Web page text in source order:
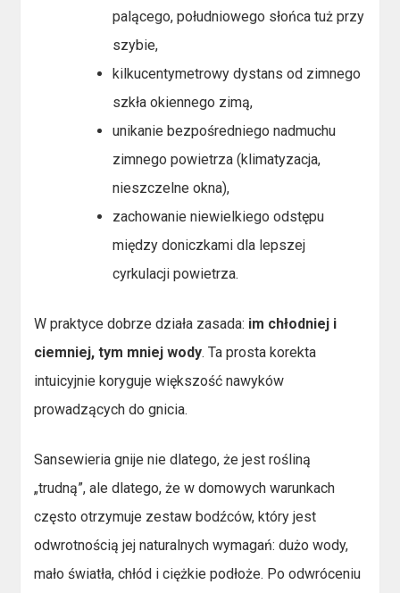
palącego, południowego słońca tuż przy
szybie,
kilkucentymetrowy dystans od zimnego
szkła okiennego zimą,
unikanie bezpośredniego nadmuchu
zimnego powietrza (klimatyzacja,
nieszczelne okna),
zachowanie niewielkiego odstępu
między doniczkami dla lepszej
cyrkulacji powietrza.
W praktyce dobrze działa zasada: im chłodniej i
ciemniej, tym mniej wody. Ta prosta korekta
intuicyjnie koryguje większość nawyków
prowadzących do gnicia.
Sansewieria gnije nie dlatego, że jest rośliną
„trudną”, ale dlatego, że w domowych warunkach
często otrzymuje zestaw bodźców, który jest
odwrotnością jej naturalnych wymagań: dużo wody,
mało światła, chłód i ciężkie podłoże. Po odwróceniu